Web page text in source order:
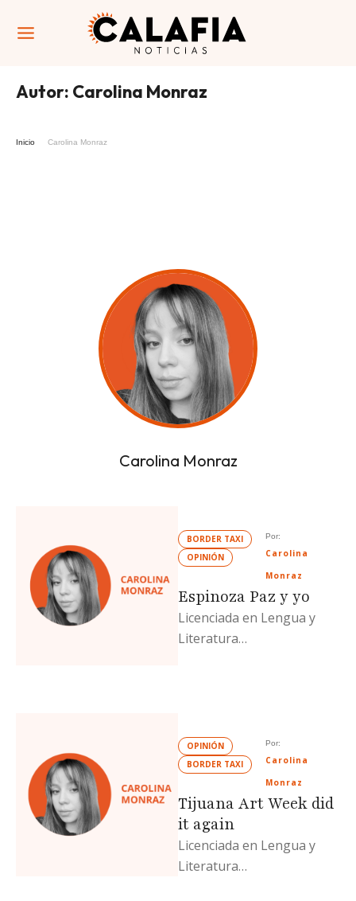
Autor: Carolina Monraz
Inicio Carolina Monraz
Carolina Monraz
BORDER TAXI
OPINIÓN
Por:
Carolina
Monraz
Espinoza Paz y yo
Licenciada en Lengua y
Literatura
estudia …
OPINIÓN
BORDER TAXI
Por:
Carolina
Monraz
Tijuana Art Week did
it again
Licenciada en Lengua y
Literatura